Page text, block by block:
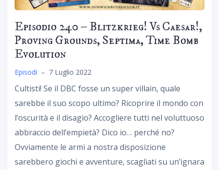
Episodio 240 – Blitzkrieg! Vs Caesar!,
Proving Grounds, Septima, Time Bomb
Evolution
Episodi – 7 Luglio 2022
Cultisti! Se il DBC fosse un super villain, quale
sarebbe il suo scopo ultimo? Ricoprire il mondo con
l’oscurità e il disagio? Accogliere tutti nel voluttuoso
abbraccio dell’empietà? Dico io… perché no?
Ovviamente le armi a nostra disposizione
sarebbero giochi e avventure, scagliati su un’ignara